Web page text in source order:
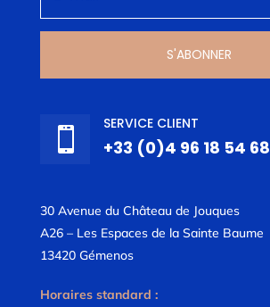
S'ABONNER

SERVICE CLIENT
+33 (0)4 96 18 54 68
30 Avenue du Château de Jouques
A26 – Les Espaces de la Sainte Baume
13420 Gémenos
Horaires standard :